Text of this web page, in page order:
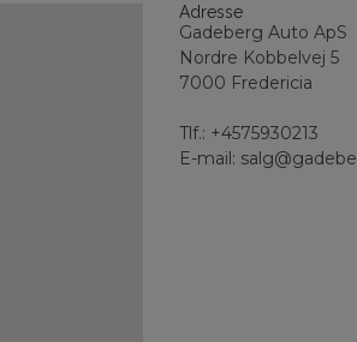
Adresse
Gadeberg Auto ApS
Nordre Kobbelvej 5
7000 Fredericia
Tlf.: +4575930213
E-mail: